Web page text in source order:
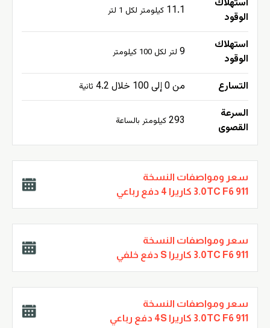
استهلاك
الوقود
11.1 كيلومتر لكل 1 لتر
استهلاك
الوقود
9 لتر لكل 100 كيلومتر
التسارع من 0 إلى 100 خلال 4.2 ثانية
السرعة
القصوى
293 كيلومتر بالساعة
سعر ومواصفات النسخة
3.0TC F6 911 كاريرا 4 دفع رباعي
سعر ومواصفات النسخة
3.0TC F6 911 كاريرا S دفع خلفي
سعر ومواصفات النسخة
3.0TC F6 911 كاريرا 4S دفع رباعي